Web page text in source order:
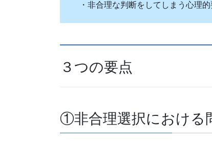
・非合理な判断をしてしまう心理的
３つの要点
①非合理選択における